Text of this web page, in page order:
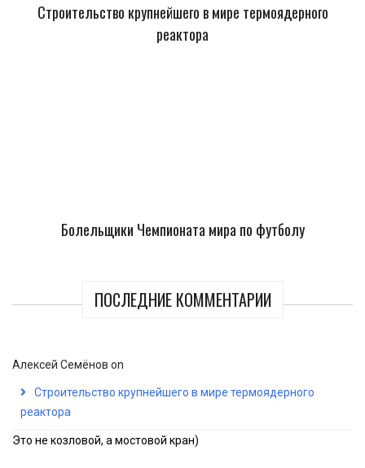
Строительство крупнейшего в мире термоядерного
реактора
Болельщики Чемпионата мира по футболу
ПОСЛЕДНИЕ КОММЕНТАРИИ
Алексей Семёнов on
Строительство крупнейшего в мире термоядерного
реактора
Это не козловой, а мостовой кран)